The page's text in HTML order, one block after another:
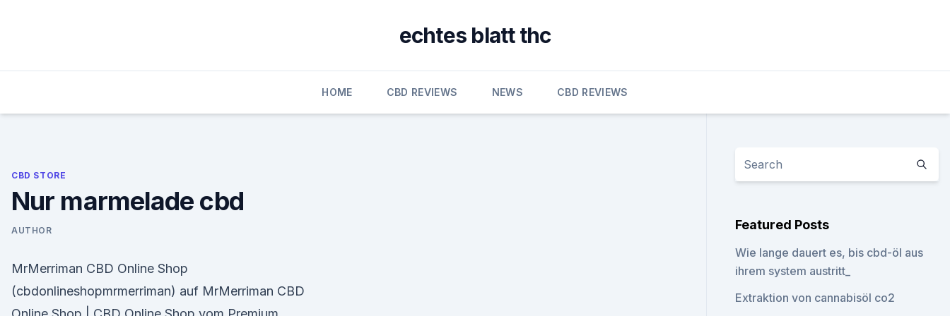
echtes blatt thc
HOME CBD REVIEWS NEWS CBD REVIEWS
CBD STORE
Nur marmelade cbd
AUTHOR
MrMerriman CBD Online Shop
(cbdonlineshopmrmerriman) auf MrMerriman CBD
Featured Posts
Wie lange dauert es, bis cbd-öl aus
ihrem system austritt_
Extraktion von cannabisöl co2